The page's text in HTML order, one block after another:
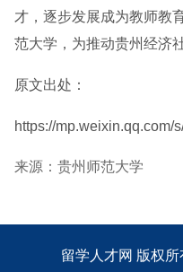
才，逐步发展成为教师教
范大学，为推动贵州经济
原文出处：
https://mp.weixin.qq.com/
来源：贵州师范大学
留学人才网 版权所